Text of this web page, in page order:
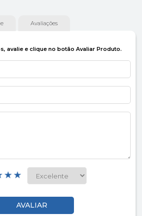
Avaliações
avalie e clique no botão Avaliar Produto.